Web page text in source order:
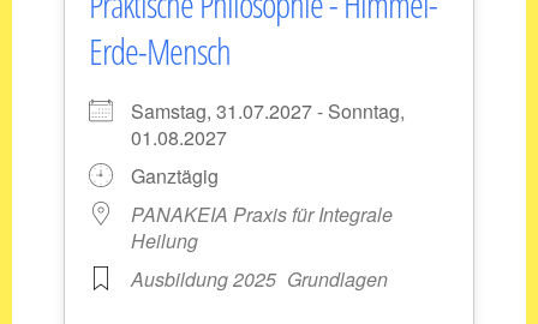
Erde-Mensch
Samstag, 31.07.2027 - Sonntag,
01.08.2027
Ganztägig
PANAKEIA Praxis für Integrale
Heilung
Ausbildung 2025 Grundlagen